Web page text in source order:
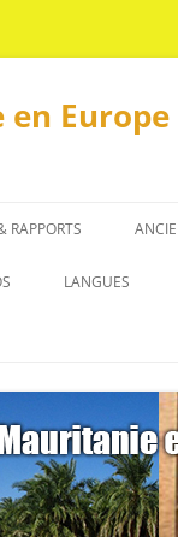
Europe
RAPPORTS
LANGUES